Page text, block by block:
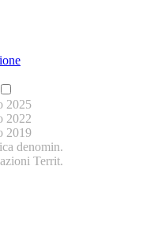
2025
2022
2019
denomin.
Territ.